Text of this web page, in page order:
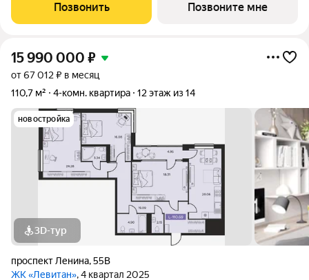
Позвонить Позвоните мне
15 990 000 ₽
от 67 012 ₽ в месяц
110,7 м²
4-комн. квартира 12 этаж из 14
новостройка
3D-тур
проспект Ленина,55В
ЖК «Левитан», 4 квартал 2025